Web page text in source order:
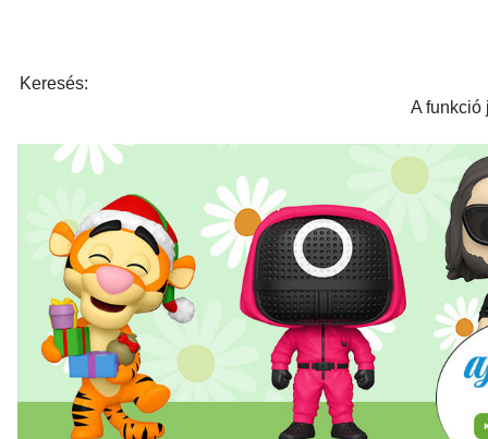
Keresés:
A funkció